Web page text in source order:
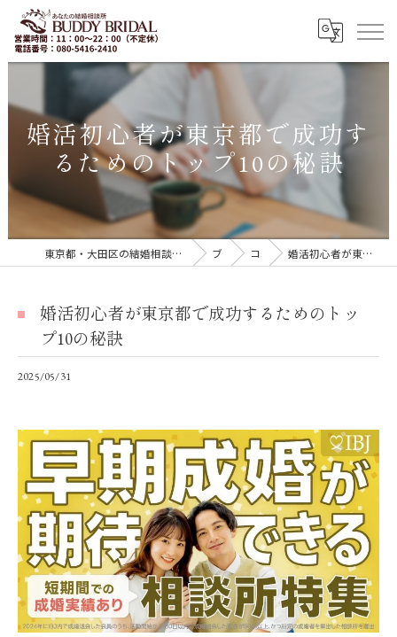
婚活初心者が東京都で成功す
るためのトップ10の秘訣
東京都・大田区の結婚相談所｜再婚・20代30代の婚活なら「BUDDY BRIDAL 東京」 ブログ コラム 婚活初心者が東京都で成功するためのトップ10の秘訣
婚活初心者が東京都で成功するためのトッ
プ10の秘訣
2025/05/31